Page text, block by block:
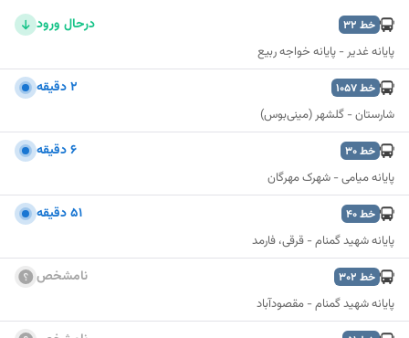
خط 32 درحال ورود
پایانه غدیر - پایانه خواجه ربیع
خط1057 ۲ دقیقه
شارستان - گلشهر (مینی‌بوس)
خط30 ۶ دقیقه
پایانه میامی - شهرک مهرگان
خط40 ۵۱ دقیقه
پایانه شهید گمنام - قرقی، فارمد
خط 302 نامشخص
پایانه شهید گمنام - مقصودآباد